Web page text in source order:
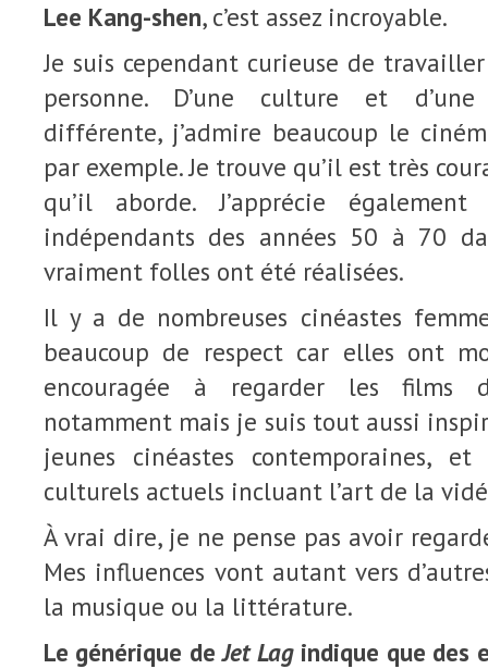
Lee Kang-shen, c’est assez incroyable.
Je suis cependant curieuse de
personne. D’une culture et
différente, j’admire beaucoup le
par exemple. Je trouve qu’il est très
qu’il aborde. J’apprécie
indépendants des années 50 à 70
vraiment folles ont été réalisées.
Il y a de nombreuses cinéastes
beaucoup de respect car elles ont
encouragée à regarder les
notamment mais je suis tout aussi
jeunes cinéastes contemporaines,
culturels actuels incluant l’art de la
À vrai dire, je ne pense pas avoir
Mes influences vont autant vers
la musique ou la littérature.
Le générique deJet Lagindique que des